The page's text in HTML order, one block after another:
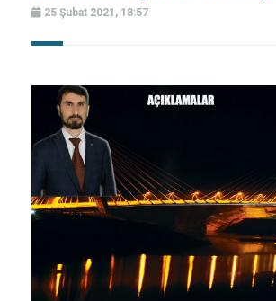
25 Şubat 2021, 18:57